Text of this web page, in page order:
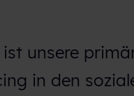
unsere
in den